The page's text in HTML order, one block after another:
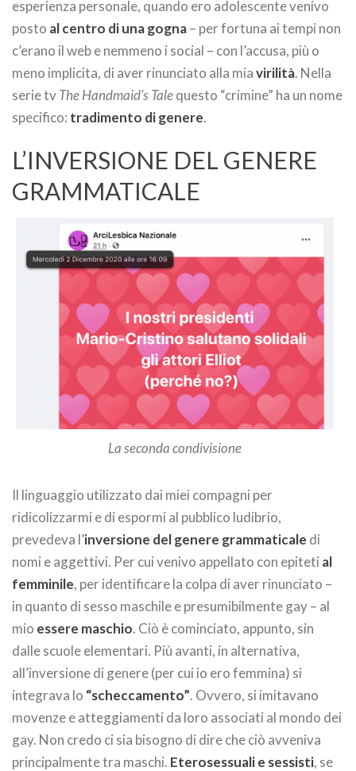
esperienza personale, quando ero adolescente venivo
posto al centro di una gogna– per fortuna ai tempi non
c’erano il web e nemmeno i social – con l’accusa, più o
meno implicita, di aver rinunciato alla miavirilità. Nella
serie tvThe Handmaid’s Talequesto “crimine” ha un nome
specifico: tradimento di genere.
L’INVERSIONE DEL GENERE
GRAMMATICALE
La seconda condivisione
Il linguaggio utilizzato dai miei compagni per
ridicolizzarmi e di espormi al pubblico ludibrio,
prevedeva l’inversione del genere grammaticale di
nomi e aggettivi. Per cui venivo appellato con epiteti al
femminile, per identificare la colpa di aver rinunciato –
in quanto di sesso maschile e presumibilmente gay – al
mio essere maschio. Ciò è cominciato, appunto, sin
dalle scuole elementari. Più avanti, in alternativa,
all’inversione di genere (per cui io ero femmina) si
integrava lo “scheccamento”. Ovvero, si imitavano
movenze e atteggiamenti da loro associati al mondo dei
gay. Non credo ci sia bisogno di dire che ciò avveniva
principalmente tra maschi. Eterosessuali e sessisti, se